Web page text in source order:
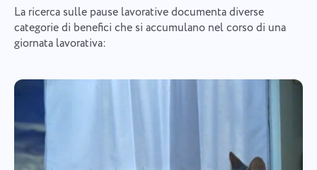
La ricerca sulle pause lavorative documenta diverse
categorie di benefici che si accumulano nel corso di una
giornata lavorativa: